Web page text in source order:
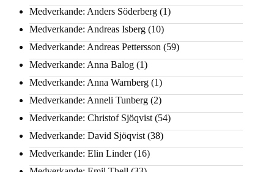
Medverkande: Anders Söderberg (1)
Medverkande: Andreas Isberg (10)
Medverkande: Andreas Pettersson (59)
Medverkande: Anna Balog (1)
Medverkande: Anna Warnberg (1)
Medverkande: Anneli Tunberg (2)
Medverkande: Christof Sjöqvist (54)
Medverkande: David Sjöqvist (38)
Medverkande: Elin Linder(16)